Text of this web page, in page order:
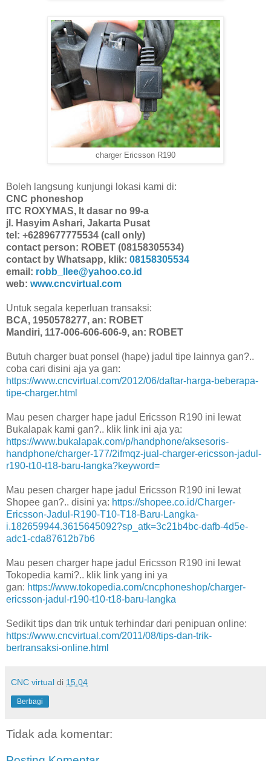
charger Ericsson R190
Boleh langsung kunjungi lokasi kami di:
CNC phoneshop
ITC ROXYMAS, lt dasar no 99-a
jl. Hasyim Ashari, Jakarta Pusat
tel: +6289677775534 (call only)
contact person: ROBET (08158305534)
contact by Whatsapp, klik: 08158305534
email: robb_llee@yahoo.co.id
web: www.cncvirtual.com
Untuk segala keperluan transaksi:
BCA, 1950578277, an: ROBET
Mandiri, 117-006-606-606-9, an: ROBET
Butuh charger buat ponsel (hape) jadul tipe lainnya gan?..
coba cari disini aja ya gan:
https://www.cncvirtual.com/2012/06/daftar-harga-beberapa-
tipe-charger.html
Mau pesen charger hape jadul Ericsson R190 ini lewat
Bukalapak kami gan?.. klik link ini aja ya:
https://www.bukalapak.com/p/handphone/aksesoris-
handphone/charger-177/2ifmqz-jual-charger-ericsson-jadul-
r190-t10-t18-baru-langka?keyword=
Mau pesen charger hape jadul Ericsson R190 ini lewat
Shopee gan?.. disini ya: https://shopee.co.id/Charger-
Ericsson-Jadul-R190-T10-T18-Baru-Langka-
i.182659944.3615645092?sp_atk=3c21b4bc-dafb-4d5e-
adc1-cda87612b7b6
Mau pesen charger hape jadul Ericsson R190 ini lewat
Tokopedia kami?.. klik link yang ini ya
gan: https://www.tokopedia.com/cncphoneshop/charger-
ericsson-jadul-r190-t10-t18-baru-langka
Sedikit tips dan trik untuk terhindar dari penipuan online:
https://www.cncvirtual.com/2011/08/tips-dan-trik-
bertransaksi-online.html
CNC virtual di 15.04
Berbagi
Tidak ada komentar: